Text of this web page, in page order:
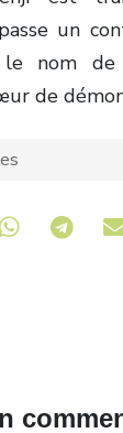
un
nom de
de
Share